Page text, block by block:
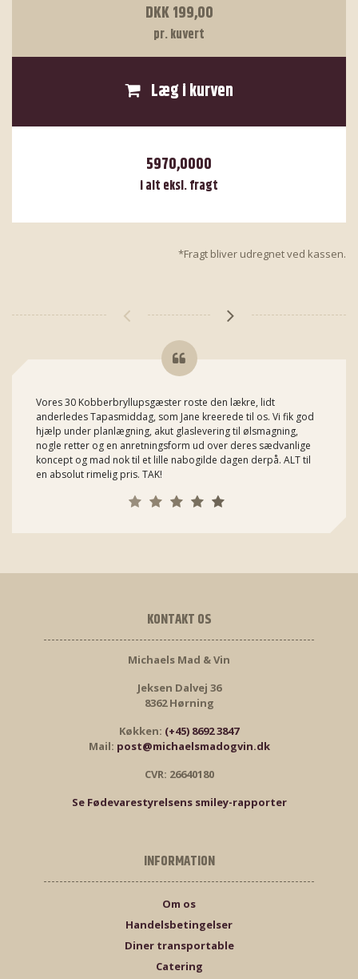
DKK 199,00
pr. kuvert
Læg i kurven
5970,0000
i alt eksl. fragt
*Fragt bliver udregnet ved kassen.
Vores 30 Kobberbryllupsgæster roste den lækre, lidt
anderledes Tapasmiddag, som Jane kreerede til os. Vi fik god
hjælp under planlægning, akut glaslevering til ølsmagning,
nogle retter og en anretningsform ud over deres sædvanlige
koncept og mad nok til et lille nabogilde dagen derpå. ALT til
en absolut rimelig pris. TAK!
KONTAKT OS
Michaels Mad & Vin
Jeksen Dalvej 36
8362 Hørning
Køkken: (+45) 8692 3847
Mail: post@michaelsmadogvin.dk
CVR: 26640180
Se Fødevarestyrelsens smiley-rapporter
INFORMATION
Om os
Handelsbetingelser
Diner transportable
Catering